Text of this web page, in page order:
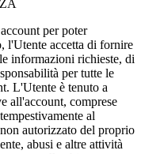
per poter
l'Utente accetta di fornire
informazioni richieste, di
per tutte le
L'Utente è tenuto a
all'account, comprese
al
autorizzato del proprio
abusi e altre attività